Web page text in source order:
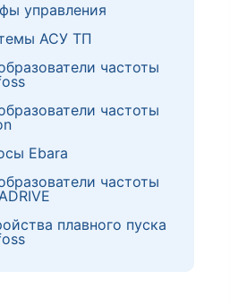
управления
АСУ ТП
частоты
частоты
Ebara
частоты
плавного пуска